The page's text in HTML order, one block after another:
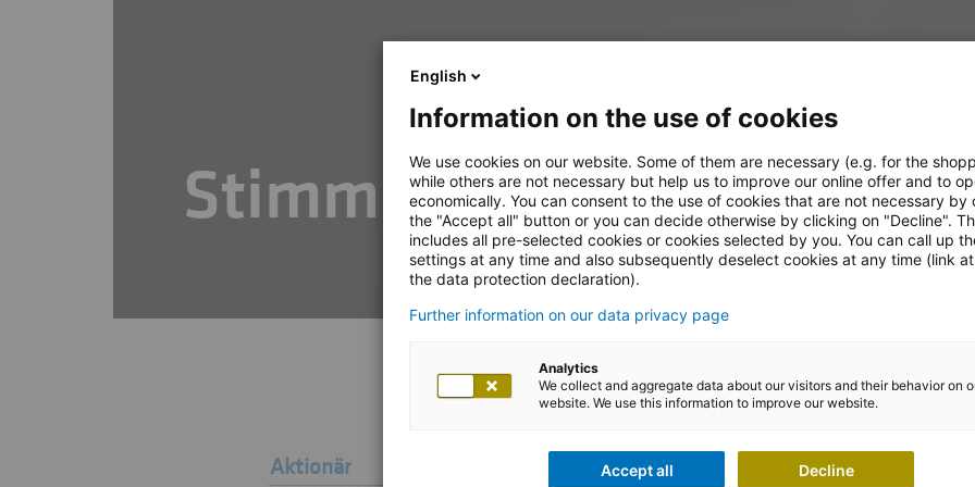
Stimmrechte
Schwellenwert- über- bzw. -
Aktionär
English
Information on the use of cookies
We use cookies on our website. Some of them are necessary (e.g. for the
while others are not necessary but help us to improve our online offer and to
economically. You can consent to the use of cookies that are not necessary by
the "Accept all" button or you can decide otherwise by clicking on "Decline".
includes all pre-selected cookies or cookies selected by you. You can call up
settings at any time and also subsequently deselect cookies at any time (link
the data protection declaration).
Further information on our data privacy page
Analytics
We collect and aggregate data about our visitors and their behavior on
website. We use this information to improve our website.
Accept all Decline